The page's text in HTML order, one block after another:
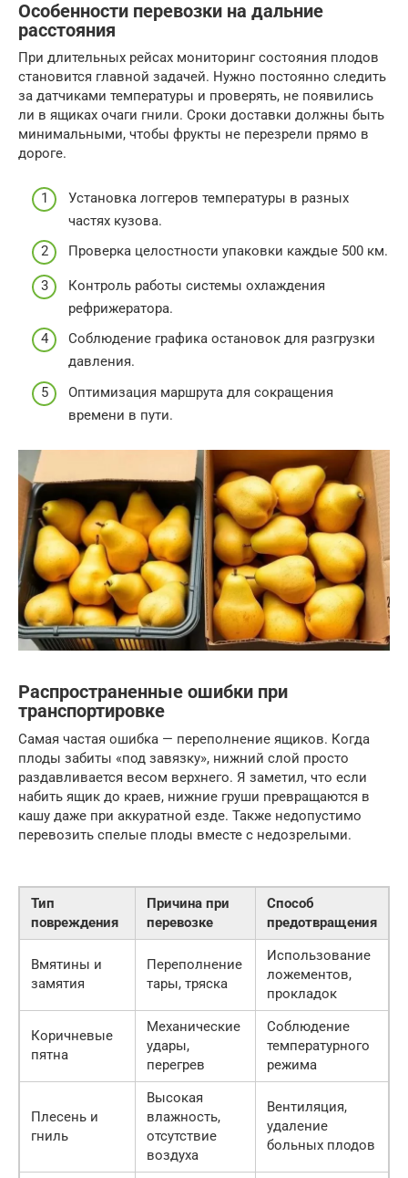
Особенности перевозки на дальние
расстояния
При длительных рейсах мониторинг состояния плодов
становится главной задачей. Нужно постоянно следить
за датчиками температуры и проверять, не появились
ли в ящиках очаги гнили. Сроки доставки должны быть
минимальными, чтобы фрукты не перезрели прямо в
дороге.
Установка логгеров температуры в разных
частях кузова.
Проверка целостности упаковки каждые 500 км.
Контроль работы системы охлаждения
рефрижератора.
Соблюдение графика остановок для разгрузки
давления.
Оптимизация маршрута для сокращения
времени в пути.
Распространенные ошибки при
транспортировке
Самая частая ошибка — переполнение ящиков. Когда
плоды забиты «под завязку», нижний слой просто
раздавливается весом верхнего. Я заметил, что если
набить ящик до краев, нижние груши превращаются в
кашу даже при аккуратной езде. Также недопустимо
перевозить спелые плоды вместе с недозрелыми.
Тип
повреждения
Причина при
перевозке
Способ
предотвращения
Вмятины и
замятия
Переполнение
тары, тряска
Использование
ложементов,
прокладок
Коричневые
пятна
Механические
удары,
перегрев
Соблюдение
температурного
режима
Плесень и
гниль
Высокая
влажность,
отсутствие
воздуха
Вентиляция,
удаление
больных плодов